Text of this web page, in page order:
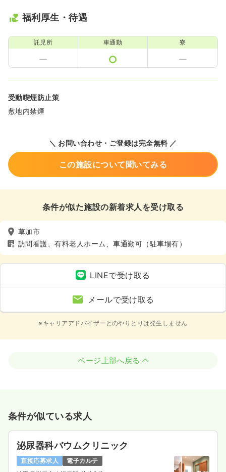
福利厚生・待遇
託児所 車通勤 寮
受動喫煙防止策
敷地内禁煙
＼ お問い合わせ・ご登録は完全無料 ／
この施設について聞いてみる
条件が似た施設の新着求人を受け取る
草加市
訪問看護、有料老人ホーム、車通勤可（駐車場有）
LINEで受け取る
メールで受け取る
※キャリアアドバイザーとのやりとりは発生しません
ページ上部へ戻る
条件が似ている求人
泌尿器科バウムクリニック
直接応募求人
電子カルテ